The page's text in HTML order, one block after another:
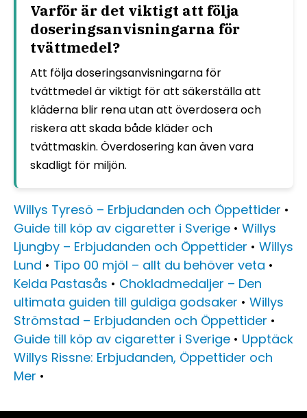
Varför är det viktigt att följa
doseringsanvisningarna för
tvättmedel?
Att följa doseringsanvisningarna för
tvättmedel är viktigt för att säkerställa att
kläderna blir rena utan att överdosera och
riskera att skada både kläder och
tvättmaskin. Överdosering kan även vara
skadligt för miljön.
Willys Tyresö – Erbjudanden och Öppettider •
Guide till köp av cigaretter i Sverige • Willys
Ljungby – Erbjudanden och Öppettider • Willys
Lund • Tipo 00 mjöl – allt du behöver veta •
Kelda Pastasås • Chokladmedaljer – Den
ultimata guiden till guldiga godsaker • Willys
Strömstad – Erbjudanden och Öppettider •
Guide till köp av cigaretter i Sverige • Upptäck
Willys Rissne: Erbjudanden, Öppettider och
Mer •